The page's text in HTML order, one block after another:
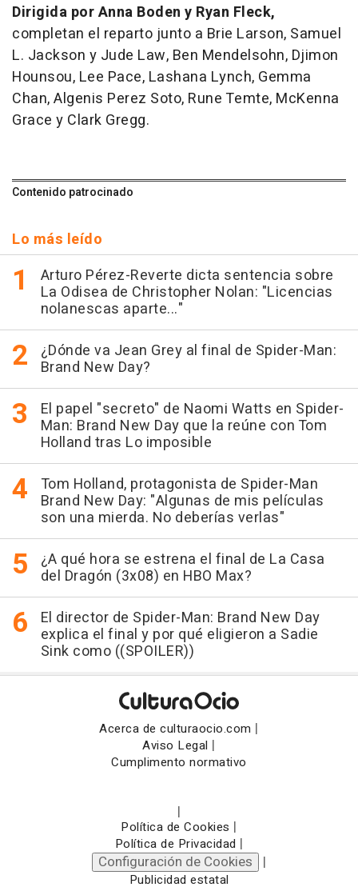
Dirigida por Anna Boden y Ryan Fleck,
completan el reparto junto a Brie Larson, Samuel
L. Jackson y Jude Law, Ben Mendelsohn, Djimon
Hounsou, Lee Pace, Lashana Lynch, Gemma
Chan, Algenis Perez Soto, Rune Temte, McKenna
Grace y Clark Gregg.
Contenido patrocinado
Lo más leído
Arturo Pérez-Reverte dicta sentencia sobre
La Odisea de Christopher Nolan: "Licencias
nolanescas aparte..."
¿Dónde va Jean Grey al final de Spider-Man:
Brand New Day?
El papel "secreto" de Naomi Watts en Spider-
Man: Brand New Day que la reúne con Tom
Holland tras Lo imposible
Tom Holland, protagonista de Spider-Man
Brand New Day: "Algunas de mis películas
son una mierda. No deberías verlas"
¿A qué hora se estrena el final de La Casa
del Dragón (3x08) en HBO Max?
El director de Spider-Man: Brand New Day
explica el final y por qué eligieron a Sadie
Sink como ((SPOILER))
Acerca de culturaocio.com |
Aviso Legal |
Cumplimento normativo
|
Política de Cookies |
Política de Privacidad |
Configuración de Cookies |
Publicidad estatal